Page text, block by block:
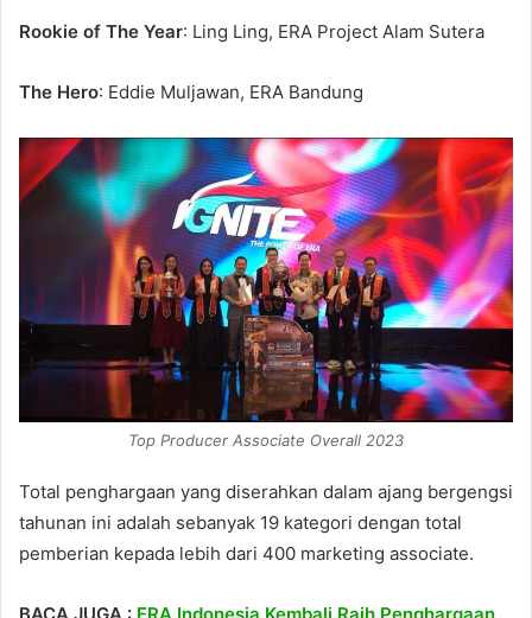
Rookie of The Year: Ling Ling, ERA Project Alam Sutera
The Hero: Eddie Muljawan, ERA Bandung
Top Producer Associate Overall 2023
Total penghargaan yang diserahkan dalam ajang bergengsi
tahunan ini adalah sebanyak 19 kategori dengan total
pemberian kepada lebih dari 400 marketing associate.